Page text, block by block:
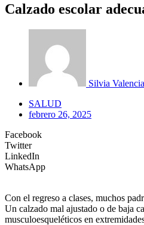
Calzado escolar
Silvia
SALUD
febrero 26, 2025
Facebook
Twitter
LinkedIn
WhatsApp
Con el regreso a clases, muchos
Un calzado mal ajustado o de baja
musculoesqueléticos en